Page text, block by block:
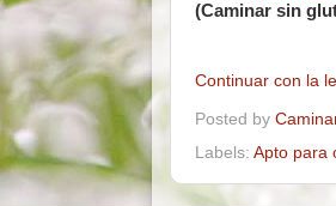
(Caminar sin
Continuar con la
Posted by
Labels: Apto para